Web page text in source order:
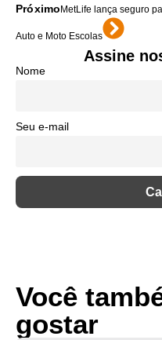
Próximo MetLife lança seguro
Auto e Moto Escolas
Assine
Nome
Seu e-mail
Você
gostar